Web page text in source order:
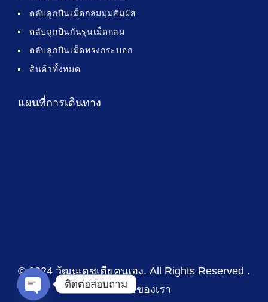
ตลับลูกปืนเม็ดกลมมุมสัมผัส
ตลับลูกปืนกันรุนเม็ดกลม
ตลับลูกปืนเม็ดทรงกระบอก
สินค้าทั้งหมด
แผนที่การเดินทาง
© 2024 วัฒนเดชเตียคุนเฮง. All Rights Reserved .
นโยบายของเรา
ติดต่อสอบถาม